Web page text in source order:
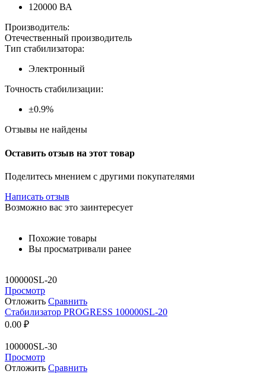
120000 ВА
Производитель:
Отечественный производитель
Тип стабилизатора:
Электронный
Точность стабилизации:
±0.9%
Отзывы не найдены
Оставить отзыв на этот товар
Поделитесь мнением с другими покупателями
Написать отзыв
Возможно вас это заинтересует
Похожие товары
Вы просматривали ранее
100000SL-20
Просмотр
Отложить Сравнить
Стабилизатор PROGRESS 100000SL-20
0.00 ₽
100000SL-30
Просмотр
Отложить Сравнить